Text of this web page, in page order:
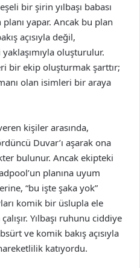
bir şirin yılbaşı babası
yapar. Ancak bu plan
açısıyla değil,
oluşturulur.
bir ekip oluşturmak şarttır;
olan isimleri bir araya
kişiler arasında,
Duvar’ı aşarak ona
bulunur. Ancak ekipteki
planına uyum
“bu işte şaka yok”
komik bir üslupla ele
Yılbaşı ruhunu ciddiye
ve komik bakış açısıyla
katıyordu.